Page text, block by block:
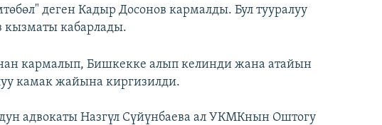
деген Кадыр Досонов кармалды. Бул тууралуу
кабарлады.
кармалып, Бишкекке алып келинди жана атайын
камак жайына киргизилди.
адвокаты Назгүл Сүйүнбаева ал УКМКнын Оштогу